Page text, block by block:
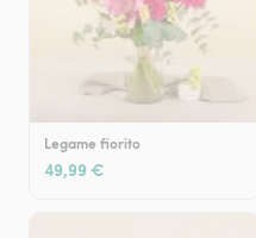
Legame fiorito
49,99 €